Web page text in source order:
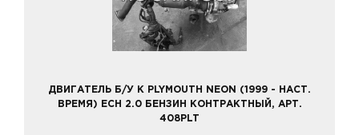
ДВИГАТЕЛЬ Б/У К PLYMOUTH NEON (1999 - НАСТ.
ВРЕМЯ) ECH 2.0 БЕНЗИН КОНТРАКТНЫЙ, АРТ.
408PLT